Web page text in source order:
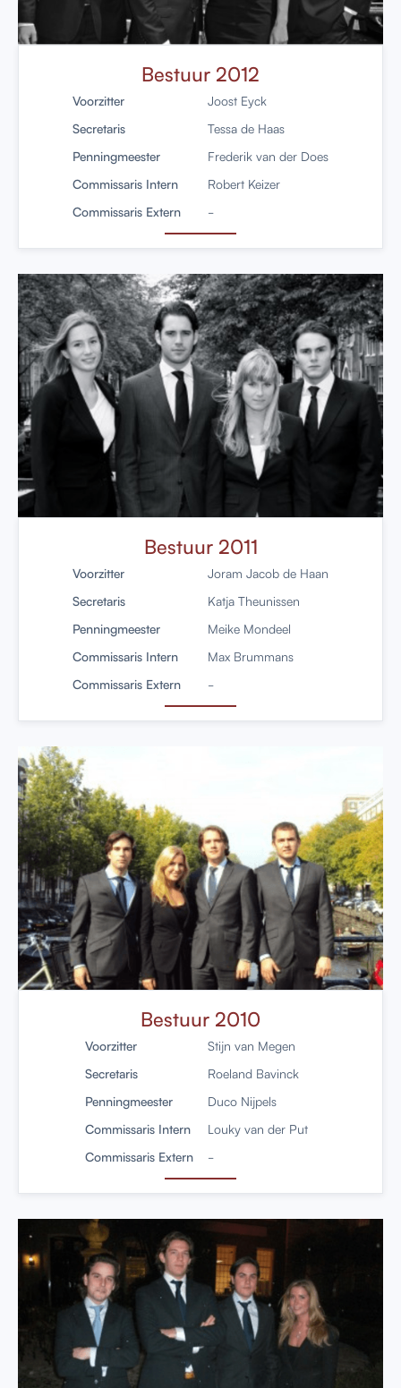
Bestuur 2012
Voorzitter
Joost Eyck
Secretaris
Tessa de Haas
Penningmeester
Frederik van der Does
Commissaris Intern
Robert Keizer
Commissaris Extern
-
Bestuur 2011
Voorzitter
Joram Jacob de Haan
Secretaris
Katja Theunissen
Penningmeester
Meike Mondeel
Commissaris Intern
Max Brummans
Commissaris Extern
-
Bestuur 2010
Voorzitter
Stijn van Megen
Secretaris
Roeland Bavinck
Penningmeester
Duco Nijpels
Commissaris Intern
Louky van der Put
Commissaris Extern
-